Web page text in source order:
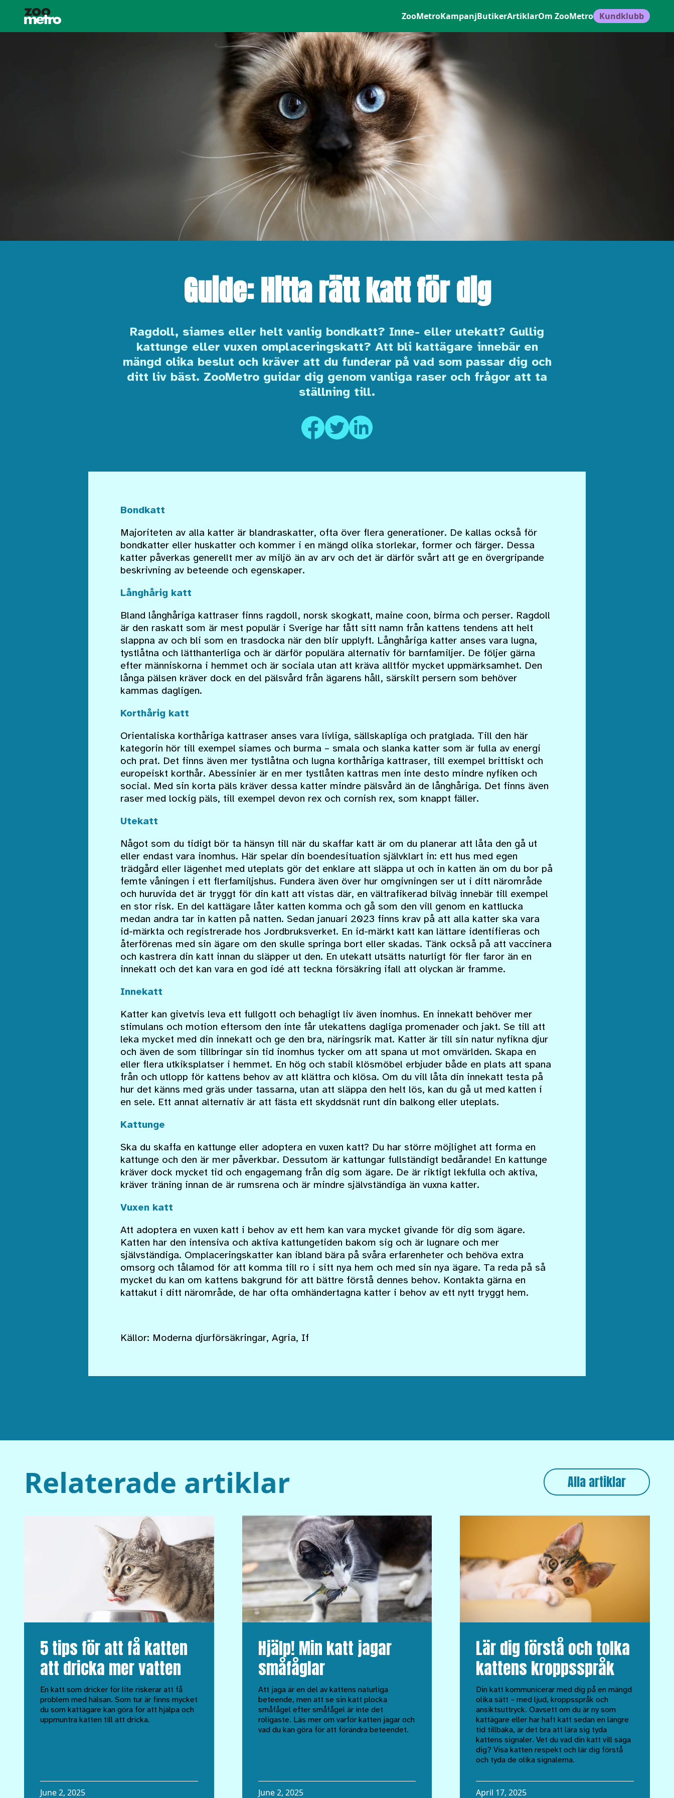
ZooMetroKampanjButikerArtiklarOm ZooMetro Kundklubb
Guide: Hitta rätt katt för dig
Ragdoll, siames eller helt vanlig bondkatt? Inne- eller utekatt? Gullig
kattunge eller vuxen omplaceringskatt? Att bli kattägare innebär en
mängd olika beslut och kräver att du funderar på vad som passar dig och
ditt liv bäst. ZooMetro guidar dig genom vanliga raser och frågor att ta
ställning till.
Bondkatt
Majoriteten av alla katter är blandraskatter, ofta över flera generationer. De kallas också för
bondkatter eller huskatter och kommer i en mängd olika storlekar, former och färger. Dessa
katter påverkas generellt mer av miljö än av arv och det är därför svårt att ge en övergripande
beskrivning av beteende och egenskaper.
Långhårig katt
Bland långhåriga kattraser finns ragdoll, norsk skogkatt, maine coon, birma och perser. Ragdoll
är den raskatt som är mest populär i Sverige har fått sitt namn från kattens tendens att helt
slappna av och bli som en trasdocka när den blir upplyft. Långhåriga katter anses vara lugna,
tystlåtna och lätthanterliga och är därför populära alternativ för barnfamiljer. De följer gärna
efter människorna i hemmet och är sociala utan att kräva alltför mycket uppmärksamhet. Den
långa pälsen kräver dock en del pälsvård från ägarens håll, särskilt persern som behöver
kammas dagligen.
Korthårig katt
Orientaliska korthåriga kattraser anses vara livliga, sällskapliga och pratglada. Till den här
kategorin hör till exempel siames och burma – smala och slanka katter som är fulla av energi
och prat. Det finns även mer tystlåtna och lugna korthåriga kattraser, till exempel brittiskt och
europeiskt korthår. Abessinier är en mer tystlåten kattras men inte desto mindre nyfiken och
social. Med sin korta päls kräver dessa katter mindre pälsvård än de långhåriga. Det finns även
raser med lockig päls, till exempel devon rex och cornish rex, som knappt fäller.
Utekatt
Något som du tidigt bör ta hänsyn till när du skaffar katt är om du planerar att låta den gå ut
eller endast vara inomhus. Här spelar din boendesituation självklart in: ett hus med egen
trädgård eller lägenhet med uteplats gör det enklare att släppa ut och in katten än om du bor på
femte våningen i ett flerfamiljshus. Fundera även över hur omgivningen ser ut i ditt närområde
och huruvida det är tryggt för din katt att vistas där, en vältrafikerad bilväg innebär till exempel
en stor risk. En del kattägare låter katten komma och gå som den vill genom en kattlucka
medan andra tar in katten på natten. Sedan januari 2023 finns krav på att alla katter ska vara
id-märkta och registrerade hos Jordbruksverket. En id-märkt katt kan lättare identifieras och
återförenas med sin ägare om den skulle springa bort eller skadas. Tänk också på att vaccinera
och kastrera din katt innan du släpper ut den. En utekatt utsätts naturligt för fler faror än en
innekatt och det kan vara en god idé att teckna försäkring ifall att olyckan är framme.
Innekatt
Katter kan givetvis leva ett fullgott och behagligt liv även inomhus. En innekatt behöver mer
stimulans och motion eftersom den inte får utekattens dagliga promenader och jakt. Se till att
leka mycket med din innekatt och ge den bra, näringsrik mat. Katter är till sin natur nyfikna djur
och även de som tillbringar sin tid inomhus tycker om att spana ut mot omvärlden. Skapa en
eller flera utkiksplatser i hemmet. En hög och stabil klösmöbel erbjuder både en plats att spana
från och utlopp för kattens behov av att klättra och klösa. Om du vill låta din innekatt testa på
hur det känns med gräs under tassarna, utan att släppa den helt lös, kan du gå ut med katten i
en sele. Ett annat alternativ är att fästa ett skyddsnät runt din balkong eller uteplats.
Kattunge
Ska du skaffa en kattunge eller adoptera en vuxen katt? Du har större möjlighet att forma en
kattunge och den är mer påverkbar. Dessutom är kattungar fullständigt bedårande! En kattunge
kräver dock mycket tid och engagemang från dig som ägare. De är riktigt lekfulla och aktiva,
kräver träning innan de är rumsrena och är mindre självständiga än vuxna katter.
Vuxen katt
Att adoptera en vuxen katt i behov av ett hem kan vara mycket givande för dig som ägare.
Katten har den intensiva och aktiva kattungetiden bakom sig och är lugnare och mer
självständiga. Omplaceringskatter kan ibland bära på svåra erfarenheter och behöva extra
omsorg och tålamod för att komma till ro i sitt nya hem och med sin nya ägare. Ta reda på så
mycket du kan om kattens bakgrund för att bättre förstå dennes behov. Kontakta gärna en
kattakut i ditt närområde, de har ofta omhändertagna katter i behov av ett nytt tryggt hem.
Källor: Moderna djurförsäkringar, Agria, If
Relaterade artiklar Alla artiklar
5 tips för att få katten
att dricka mer vatten
En katt som dricker för lite riskerar att få
problem med hälsan. Som tur är finns mycket
du som kattägare kan göra för att hjälpa och
uppmuntra katten till att dricka.
June 2, 2025
Hjälp! Min katt jagar
småfåglar
Att jaga är en del av kattens naturliga
beteende, men att se sin katt plocka
småfågel efter småfågel är inte det
roligaste. Läs mer om varför katten jagar och
vad du kan göra för att förändra beteendet.
June 2, 2025
Lär dig förstå och tolka
kattens kroppsspråk
Din katt kommunicerar med dig på en mängd
olika sätt – med ljud, kroppsspråk och
ansiktsuttryck. Oavsett om du är ny som
kattägare eller har haft katt sedan en längre
tid tillbaka, är det bra att lära sig tyda
kattens signaler. Vet du vad din katt vill säga
dig? Visa katten respekt och lär dig förstå
och tyda de olika signalerna.
April 17, 2025